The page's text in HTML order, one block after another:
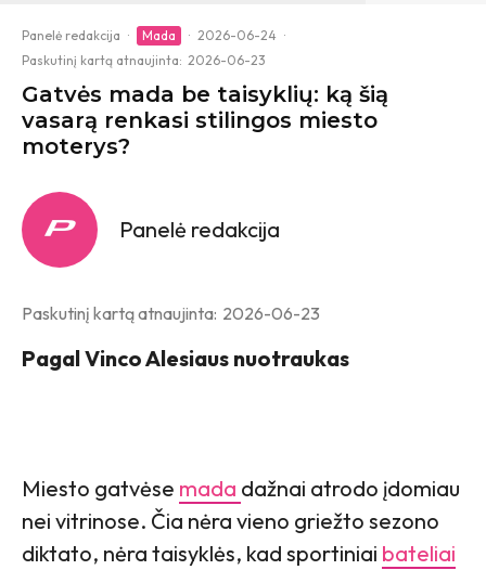
Panelė redakcija · Mada · 2026-06-24 ·
Paskutinį kartą atnaujinta: 2026-06-23
Gatvės mada be taisyklių: ką šią
vasarą renkasi stilingos miesto
moterys?
Panelė redakcija
Paskutinį kartą atnaujinta: 2026-06-23
Pagal Vinco Alesiaus nuotraukas
Miesto gatvėse mada dažnai atrodo įdomiau
nei vitrinose. Čia nėra vieno griežto sezono
diktato, nėra taisyklės, kad sportiniai bateliai